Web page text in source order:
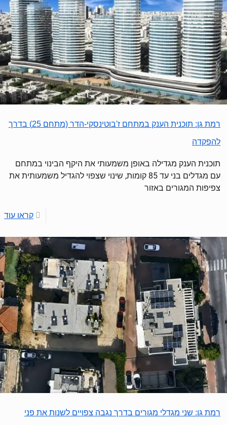
רמת גן: תוכנית הענק במתחם ז'בוטינסקי-הדר (מתחם 25) בדרך
להפקדה
תוכנית הענק מגדילה באופן משמעותי את היקף הבינוי במתחם
עם מגדלים בני עד 85 קומות, שינוי שצפוי להגדיל משמעותית את
צפיפות המגורים באזור
קראו עוד
רמת גן: שני מגדלי מגורים בדרך נגבה צפויים לשנות את פני